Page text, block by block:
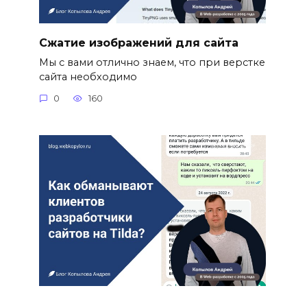
Сжатие изображений для сайта
Мы с вами отлично знаем, что при верстке
сайта необходимо
0 160